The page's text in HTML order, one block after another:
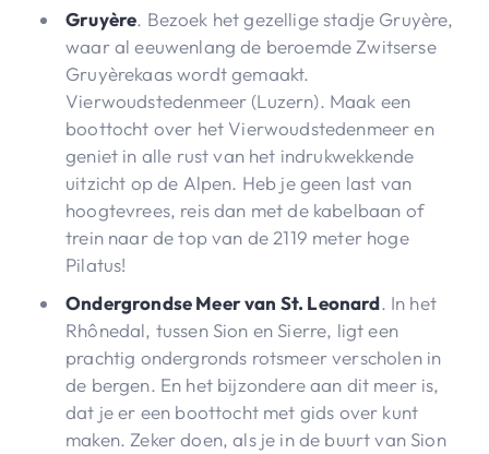
Gruyère. Bezoek het gezellige stadje Gruyère,
waar al eeuwenlang de beroemde Zwitserse
Gruyèrekaas wordt gemaakt.
Vierwoudstedenmeer (Luzern). Maak een
boottocht over het Vierwoudstedenmeer en
geniet in alle rust van het indrukwekkende
uitzicht op de Alpen. Heb je geen last van
hoogtevrees, reis dan met de kabelbaan of
trein naar de top van de 2119 meter hoge
Pilatus!
Ondergrondse Meer van St. Leonard. In het
Rhônedal, tussen Sion en Sierre, ligt een
prachtig ondergronds rotsmeer verscholen in
de bergen. En het bijzondere aan dit meer is,
dat je er een boottocht met gids over kunt
maken. Zeker doen, als je in de buurt van Sion